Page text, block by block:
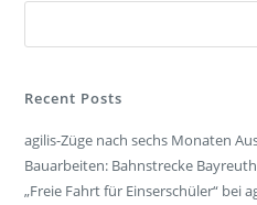
Recent Posts
agilis-Züge nach sechs Monaten
Bauarbeiten: Bahnstrecke
„Freie Fahrt für Einserschüler“ bei